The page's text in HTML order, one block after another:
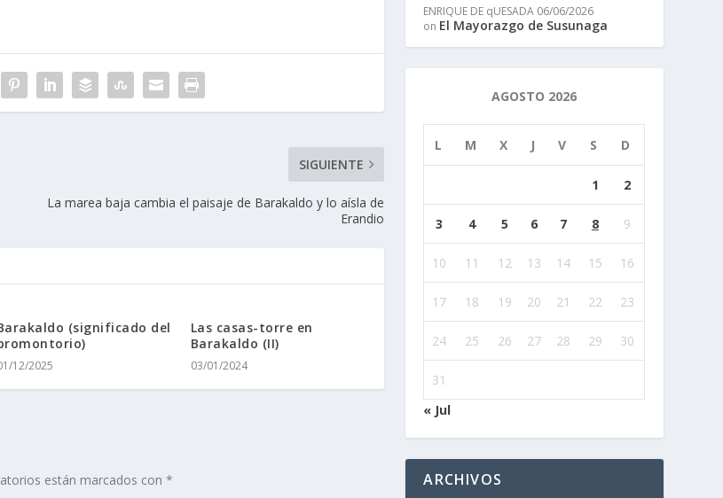
SIGUIENTE
La marea baja cambia el paisaje de Barakaldo y lo aísla de
Erandio
(significado del
12/2025
Las casas-torre en
Barakaldo (II)
03/01/2024
están marcados con*
ENRIQUE DE qUESADA 06/06/2026
on El Mayorazgo de Susunaga
AGOSTO 2026
L M X J V S D
1 2
3 4 5 6 7 8 9
10 11 12 13 14 15 16
17 18 19 20 21 22 23
24 25 26 27 28 29 30
31
« Jul
ARCHIVOS